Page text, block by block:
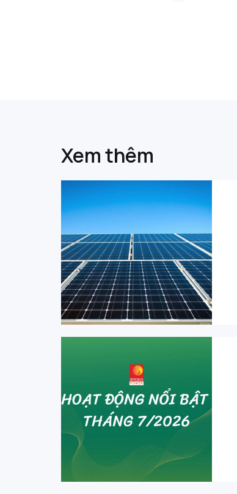
Xem thêm